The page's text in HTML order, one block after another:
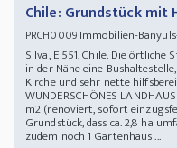
Chile: Grundstück mit
PRCH0009Immobilien-
Silva, E 551, Chile. Die
in der Nähe eine
Kirche und sehr nette
WUNDERSCHÖNES
m2 (renoviert, sofort
Grundstück, dass ca. 2,8 ha
zudem noch 1 Gartenhaus ...